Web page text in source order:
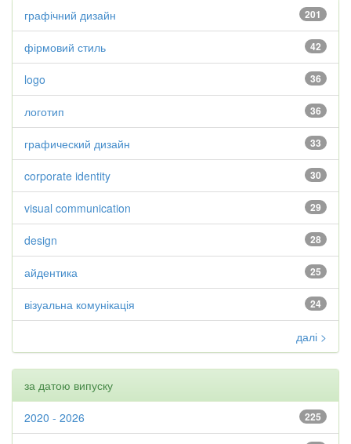
201
графічний дизайн
42
фірмовий стиль
36
logo
36
логотип
33
графический дизайн
30
corporate identity
29
visual communication
28
design
25
айдентика
24
візуальна комунікація
далі >
за датою випуску
225
2020 - 2026